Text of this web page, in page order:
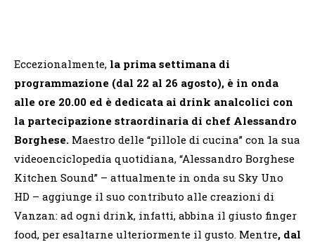
Eccezionalmente, la prima settimana di
programmazione (dal 22 al 26 agosto), è in onda
alle ore 20.00 ed è dedicata ai drink analcolici con
la partecipazione straordinaria di chef Alessandro
Borghese. Maestro delle “pillole di cucina” con la sua
videoenciclopedia quotidiana, “Alessandro Borghese
Kitchen Sound” – attualmente in onda su Sky Uno
HD – aggiunge il suo contributo alle creazioni di
Vanzan: ad ogni drink, infatti, abbina il giusto finger
food, per esaltarne ulteriormente il gusto. Mentre, dal